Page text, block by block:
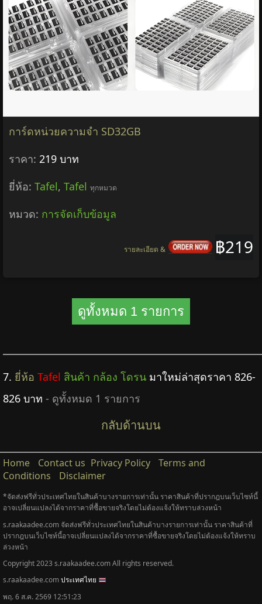
การ์ดหน่วยความจำ SD32GB
ราคา: 219 บาท
ยี่ห้อ: Tafel, Tafel ทุกหมวด
หมวด: การจัดเก็บข้อมูล
฿219
รายละเอียด &
ดูทั้งหมด 1 รายการ
7. ยี่ห้อ Tafel สินค้า กล้อง โดรน มาใหม่ล่าสุดราคา 826-
826 บาท - ดูทั้งหมด 1 รายการ
กลับด้านบน
Home Contact us Privacy Policy
Terms and
Conditions
Disclaimer
*จัดส่งฟรีทั่วประเทศไทยในสินค้าบางรายการเท่านั้น ราคาสินค้าที่ปรากฎบนเว็บไซท์นี้
อาจเปลี่ยนแปลงได้จากราคาที่ซื้อขายจริงโดยไม่ต้องแจ้งให้ทราบล่วงหน้า
s.raakaadee.com จัดส่งฟรีทั่วประเทศไทยในสินค้าบางรายการเท่านั้น ราคาสินค้าที่
ปรากฎบนเว็บไซท์นี้อาจเปลี่ยนแปลงได้จากราคาที่ซื้อขายจริงโดยไม่ต้องแจ้งให้ทราบ
ล่วงหน้า
Copyright 2023 s.raakaadee.com All rights reserved.
s.raakaadee.comประเทศไทย
พฤ. 6 ส.ค. 2569 12:51:23